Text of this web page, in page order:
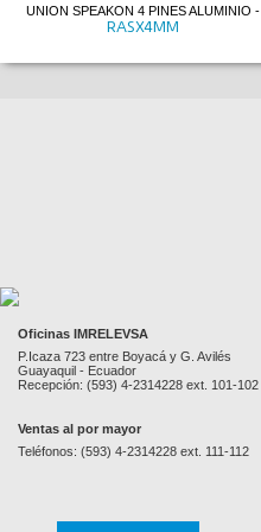
UNION SPEAKON 4 PINES ALUMINIO -
RASX4MM
Oficinas IMRELEVSA
P.Icaza 723 entre Boyacá y G. Avilés
Guayaquil - Ecuador
Recepción: (593) 4-2314228 ext. 101-102
Ventas al por mayor
Teléfonos: (593) 4-2314228 ext. 111-112